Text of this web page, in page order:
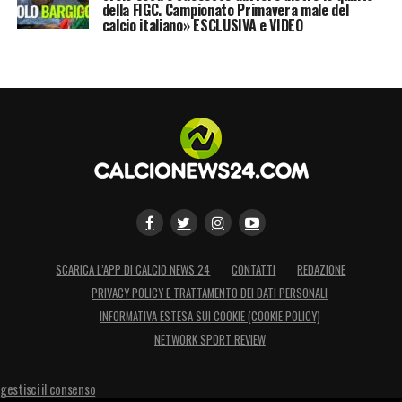
della FIGC. Campionato Primavera male del
calcio italiano» ESCLUSIVA e VIDEO
SCARICA L’APP DI CALCIO NEWS 24 CONTATTI
REDAZIONE
PRIVACY POLICY E TRATTAMENTO DEI DATI PERSONALI
INFORMATIVA ESTESA SUI COOKIE (COOKIE POLICY)
NETWORK SPORT REVIEW
gestisci il consenso